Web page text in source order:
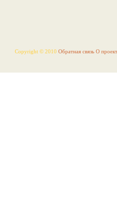
Copyright © 2010 Обратная связь О